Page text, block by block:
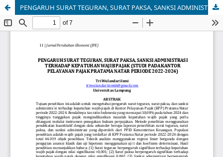
PENGARUH SURAT TEGURAN, SURAT PAKSA, SANKSI ADMINISTRASI TERHADAP KEPATUHAN WAJIB PAJAK (STUDI PADA KANTOR PELAYANAN PAJAK PRATAMA NATAR PERIODE 2022-2024)